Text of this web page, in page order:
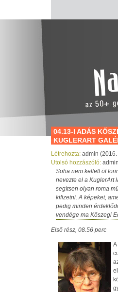
04.13-I ADÁS
KUGLERART
Létrehozta: admin
Utolsó hozzászóló:
Soha nem kellett öt
nevezte el a KuglerArt
segítsen olyan roma
kifizetni. A képeket,
pedig minden
vendége ma Kőszegi
Első rész, 08.56 perc